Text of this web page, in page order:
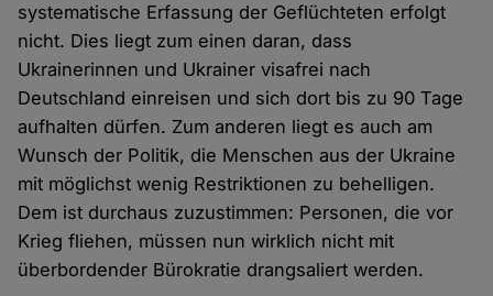
systematische Erfassung der Geflüchteten erfolgt
nicht. Dies liegt zum einen daran, dass
Ukrainerinnen und Ukrainer visafrei nach
Deutschland einreisen und sich dort bis zu 90 Tage
aufhalten dürfen. Zum anderen liegt es auch am
Wunsch der Politik, die Menschen aus der Ukraine
mit möglichst wenig Restriktionen zu behelligen.
Dem ist durchaus zuzustimmen: Personen, die vor
Krieg fliehen, müssen nun wirklich nicht mit
überbordender Bürokratie drangsaliert werden.